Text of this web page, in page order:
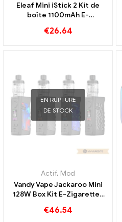
Eleaf Mini iStick 2 Kit de
boîte 1100mAh E-
Personnalisé
€26.64
EN RUPTURE
DE STOCK
Actif, Mod
Vandy Vape Jackaroo Mini
128W Box Kit E-Zigaretten
€46.54